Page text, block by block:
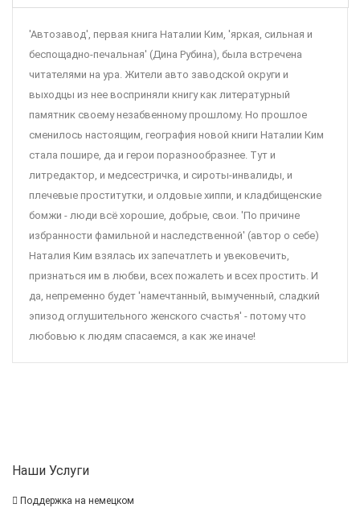
'Автозавод', первая книга Наталии Ким, 'яркая, сильная и
беспощадно-печальная' (Дина Рубина), была встречена
читателями на ура. Жители авто заводской округи и
выходцы из нее восприняли книгу как литературный
памятник своему незабвенному прошлому. Но прошлое
сменилось настоящим, география новой книги Наталии Ким
стала пошире, да и герои поразнообразнее. Тут и
литредактор, и медсестричка, и сироты-инвалиды, и
плечевые проститутки, и олдовые хиппи, и кладбищенские
бомжи - люди всё хорошие, добрые, свои. 'По причине
избранности фамильной и наследственной' (автор о себе)
Наталия Ким взялась их запечатлеть и увековечить,
признаться им в любви, всех пожалеть и всех простить. И
да, непременно будет 'намечтанный, вымученный, сладкий
эпизод оглушительного женского счастья' - потому что
любовью к людям спасаемся, а как же иначе!
Наши Услуги
Поддержка на немецком